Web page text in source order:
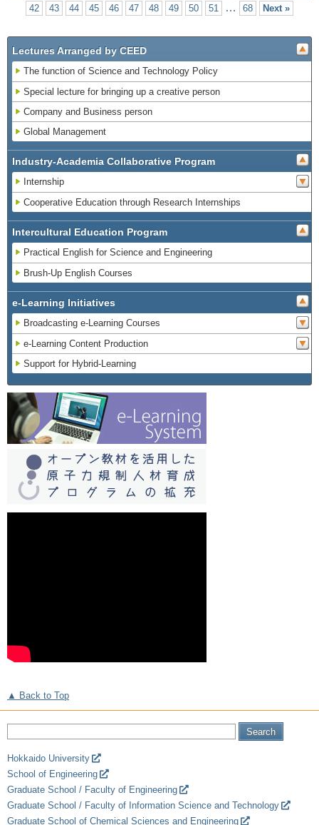
42
43 44 45 46 47 48 49 50 51 … 68 Next »
Lectures Arranged by CEED
The function of Science and Technology Policy
Special lecture for bringing up a creative person
Company and Business person
Global Management
Industry-Academia Collaborative Program
Internship
Cooperative Education through Research Internships
Intercultural Education Program
Practical English for Science and Engineering
Brush-Up English Courses
e-Learning Initiatives
Broadcasting e-Learning Courses
e-Learning Content Production
Support for Hybrid-Learning
▲ Back to Top
Hokkaido University
School of Engineering
Graduate School / Faculty of Engineering
Graduate School / Faculty of Information Science and Technology
Graduate School of Chemical Sciences and Engineering